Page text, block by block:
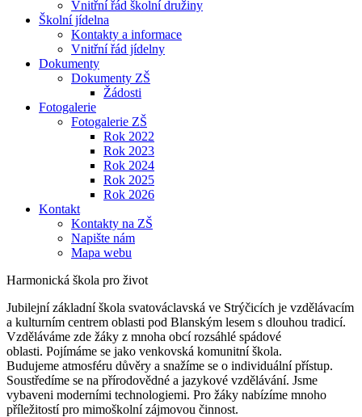
Vnitřní řád školní družiny
Školní jídelna
Kontakty a informace
Vnitřní řád jídelny
Dokumenty
Dokumenty ZŠ
Žádosti
Fotogalerie
Fotogalerie ZŠ
Rok 2022
Rok 2023
Rok 2024
Rok 2025
Rok 2026
Kontakt
Kontakty na ZŠ
Napište nám
Mapa webu
Harmonická škola pro život
Jubilejní základní škola svatováclavská ve Strýčicích je vzdělávacím
a kulturním centrem oblasti pod Blanským lesem s dlouhou tradicí.
Vzděláváme zde žáky z mnoha obcí rozsáhlé spádové
oblasti. Pojímáme se jako venkovská komunitní škola.
Budujeme atmosféru důvěry a snažíme se o individuální přístup.
Soustředíme se na přírodovědné a jazykové vzdělávání. Jsme
vybaveni moderními technologiemi. Pro žáky nabízíme mnoho
příležitostí pro mimoškolní zájmovou činnost.